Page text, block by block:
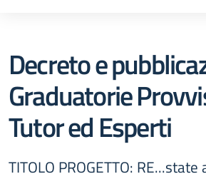
Decreto e
Graduatorie
Tutor ed Esperti
TITOLO PROGETTO: RE...state